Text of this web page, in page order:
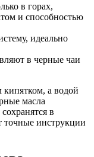
в горах,
и способностью
идеально
в черные чаи
кипятком, а водой
масла
в
точные инструкции